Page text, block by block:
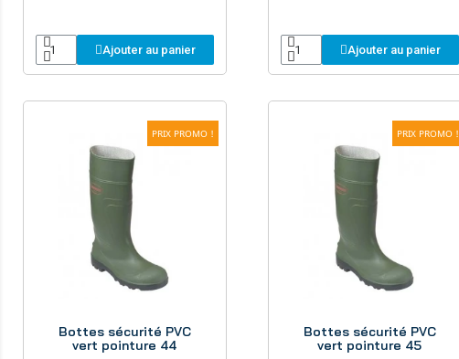
Ajouter au panier Ajouter au panier
PRIX PROMO !
Bottes sécurité PVC
vert pointure 44
PRIX PROMO !
Bottes sécurité PVC
vert pointure 45